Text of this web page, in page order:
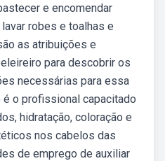
e encomendar
robes e toalhas e
as atribuições e
para descobrir os
necessárias para essa
o profissional capacitado
hidratação, coloração e
nos cabelos das
de emprego de auxiliar